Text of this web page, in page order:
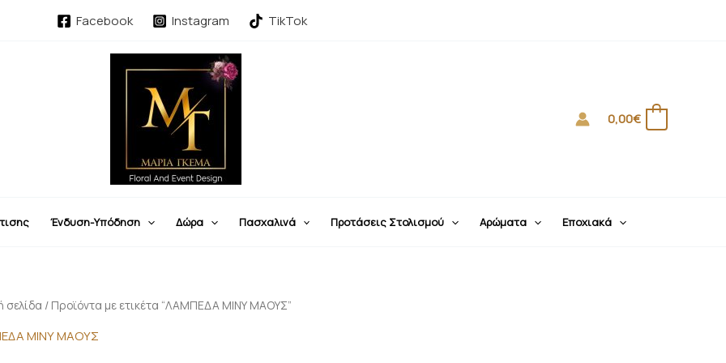
Facebook Instagram TikTok
0,00€
Ένδυση-Υπόδηση Δώρα Πασχαλινά Προτάσεις Στολισμού Αρώματα Εποχιακά
σελίδα / Προϊόντα με ετικέτα “ΛΑΜΠΕΔΑ ΜΙΝΥ ΜΑΟΥΣ”
ΜΙΝΥ ΜΑΟΥΣ